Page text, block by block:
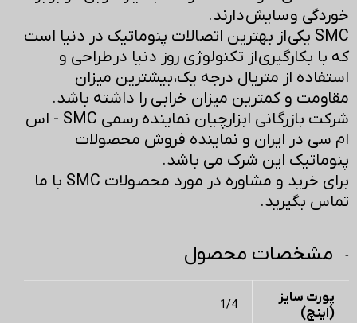
خوردگی و سایش دارند.
SMC یکی از بهترین اتصالات پنوماتیک در دنیا است
که با بکارگیری از تکنولوژی روز دنیا در طراحی و
استفاده از متریال درجه یک، بیشترین میزان
مقاومت و کمترین میزان خرابی را داشته باشد.
شرکت بازرگانی ابزارچیان نماینده رسمی SMC - اس
ام سی در ایران و نماینده فروش محصولات
پنوماتیک این شرک می باشد.
برای خرید و مشاوره در مورد محصولات SMC با ما
تماس بگیرید.
مشخصات محصول
پورت سایز
(اینچ)
1/4